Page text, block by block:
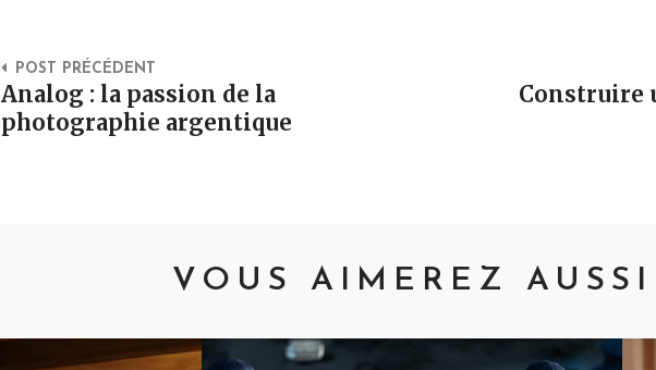
Post Navigation
POST PRÉCÉDENT
Analog : la passion de la
photographie argentique
Construire
VOUS AIMEREZ AUSSI